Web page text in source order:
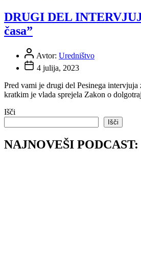
DRUGI DEL
časa”
Avtor: Uredništvo
4 julija, 2023
Pred vami je drugi del Pesinega
kratkim je vlada sprejela Zakon o
Išči
Išči
NAJNOVEŠI PODCAST: